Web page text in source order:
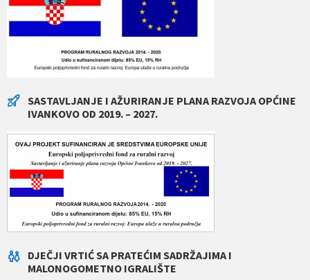
SASTAVLJANJE I AŽURIRANJE PLANA RAZVOJA OPĆINE
IVANKOVO OD 2019. – 2027.
DJEČJI VRTIĆ SA PRATEĆIM SADRŽAJIMA I
MALONOGOMETNO IGRALIŠTE